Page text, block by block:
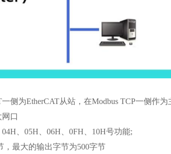
一侧为EtherCAT从站，在Modbus TCP一侧作
口
、05H、06H、0FH、10H号功能;
，最大的输出字节为500字节